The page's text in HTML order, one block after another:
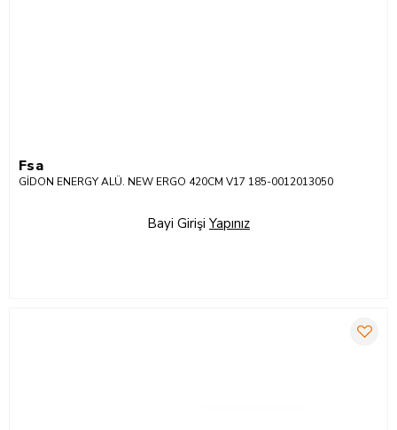
Fsa
GİDON ENERGY ALÜ. NEW ERGO 420CM V17 185-0012013050
Bayi Girişi Yapınız